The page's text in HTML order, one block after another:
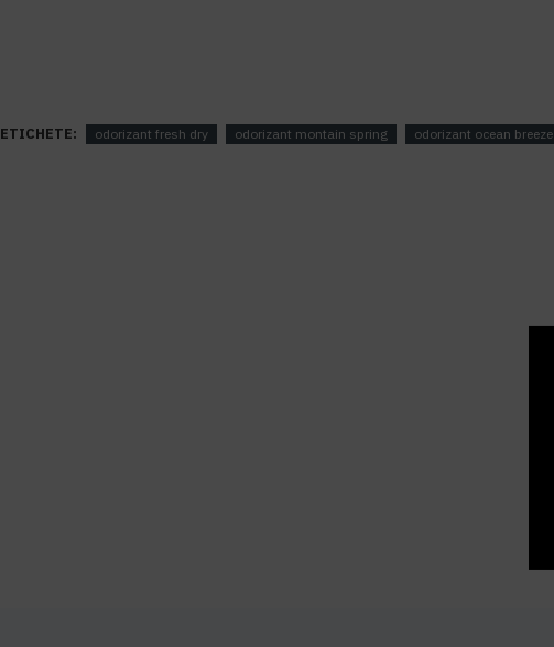
ETICHETE: odorizant fresh dry odorizant montain spring odorizant ocean breeze